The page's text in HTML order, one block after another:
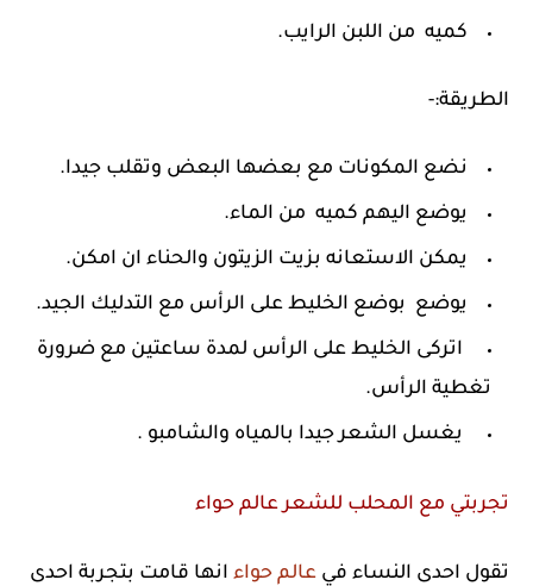
كميه من اللبن الرايب.
الطريقة:-
نضع المكونات مع بعضها البعض وتقلب جيدا.
يوضع اليهم كميه من الماء.
يمكن الاستعانه بزيت الزيتون والحناء ان امكن.
يوضع بوضع الخليط على الرأس مع التدليك الجيد.
اتركى الخليط على الرأس لمدة ساعتين مع ضرورة
تغطية الرأس.
يغسل الشعر جيدا بالمياه والشامبو .
تجربتي مع المحلب للشعر عالم حواء
تقول احدى النساء في عالم حواء انها قامت بتجربة احدى